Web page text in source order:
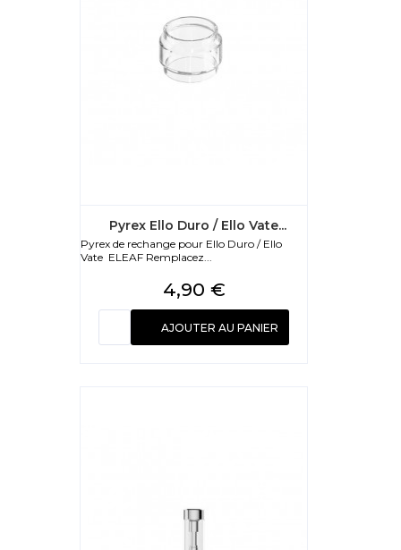
Pyrex Ello Duro / Ello Vate...
Pyrex de rechange pour Ello Duro / Ello
Vate ELEAF Remplacez...
Prix
4,90 €
AJOUTER AU PANIER